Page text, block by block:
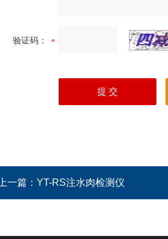
验证码：
上一篇： YT-RS注水肉检测仪